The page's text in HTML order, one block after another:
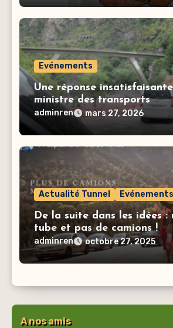
Evénements
Une réponse
ministre des transports
adminren mars 27, 2026
Actualité Tunnel Evénements
De la suite dans les idées :
tube et pas de camions !
adminren octobre 27, 2025
A nos amis